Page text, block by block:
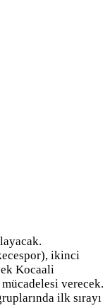
ikinci
Kocaali
verecek.
ilk sırayı